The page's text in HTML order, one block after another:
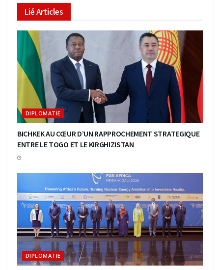
LiéArticles
DIPLOMATIE
BICHKEK AU CŒUR D’UN RAPPROCHEMENT STRATEGIQUE
ENTRE LE TOGO ET LE KIRGHIZISTAN
DIPLOMATIE